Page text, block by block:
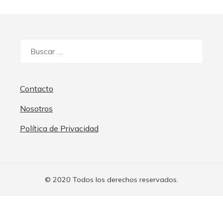
Contacto
Nosotros
Política de Privacidad
© 2020 Todos los derechos reservados.